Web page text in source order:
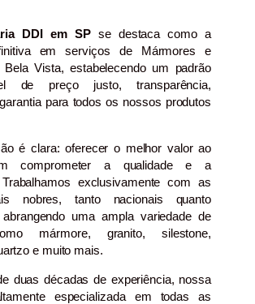
DDI em SP se destaca como a
em serviços de Mármores e
Vista, estabelecendo um padrão
de preço justo, transparência,
para todos os nossos produtos
é clara: oferecer o melhor valor ao
comprometer a qualidade e a
Trabalhamos exclusivamente com as
nobres, tanto nacionais quanto
abrangendo uma ampla variedade de
mármore, granito, silestone,
e muito mais.
duas décadas de experiência, nossa
especializada em todas as